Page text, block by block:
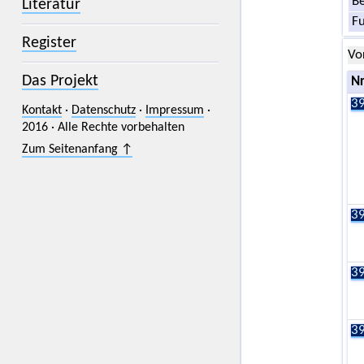
Literatur
Register
Das Projekt
Kontakt· Datenschutz· Impressum ·
2016 · Alle Rechte vorbehalten
Zum Seitenanfang ↑